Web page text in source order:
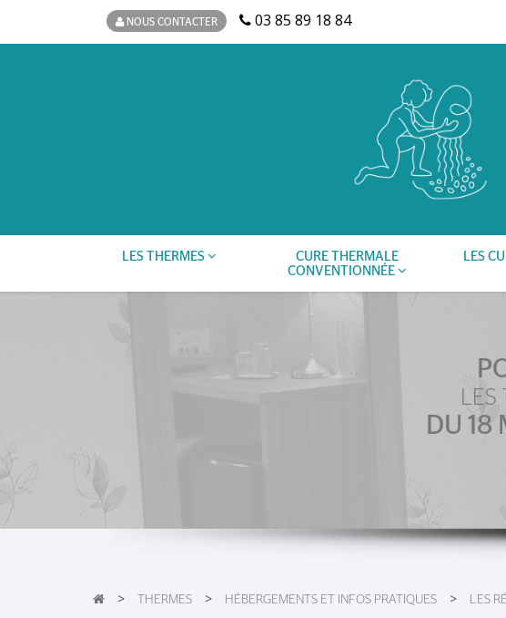
NOUS CONTACTER 03 85 89 18 84
LES THERMES
CURE THERMALE
CONVENTIONNÉE
LES
LES
DU 18
> THERMES > HÉBERGEMENTS ET INFOS PRATIQUES > LES